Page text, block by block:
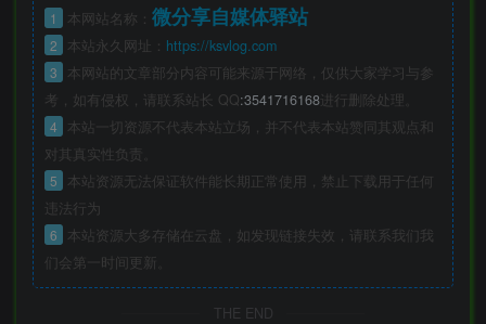
1 本网站名称： 微分享自媒体驿站
2 本站永久网址： https://ksvlog.com
3
本网站的文章部分内容可能来源于网络，仅供大家学习与参
考，如有侵权，请联系站长 QQ:3541716168进行删除处理。
4
本站一切资源不代表本站立场，并不代表本站赞同其观点和
对其真实性负责。
5
本站资源无法保证软件能长期正常使用，禁止下载用于任何
违法行为
6
本站资源大多存储在云盘，如发现链接失效，请联系我们我
们会第一时间更新。
THE END